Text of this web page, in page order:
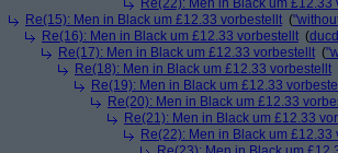
Re(22): Men in Black um £12.33
Re(15): Men in Black um £12.33 vorbestellt (
Re(16): Men in Black um £12.33 vorbestellt (
Re(17): Men in Black um £12.33 vorbestellt (
Re(18): Men in Black um £12.33 vorbestellt
Re(19): Men in Black um £12.33
Re(20): Men in Black um £12.33
Re(21): Men in Black um £12.33
Re(22): Men in Black um £12.33